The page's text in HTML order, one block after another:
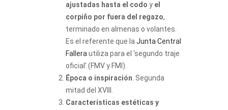
ajustadas hasta el codo y el
corpiño por fuera del regazo,
terminado en almenas o volantes.
Es el referente que la Junta Central
Fallera utiliza para el ‘segundo traje
oficial’ (FMV y FMI).
Época o inspiración . Segunda
mitad del XVIII.
Características estéticas y